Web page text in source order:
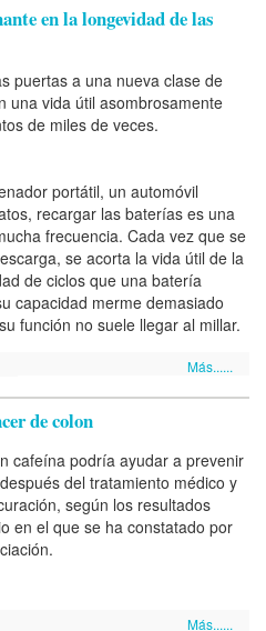
en la longevidad de las
puertas a una nueva clase de
una vida útil asombrosamente
de miles de veces.
portátil, un automóvil
recargar las baterías es una
frecuencia. Cada vez que se
se acorta la vida útil de la
de ciclos que una batería
capacidad merme demasiado
función no suele llegar al millar.
Más......
de colon
cafeína podría ayudar a prevenir
del tratamiento médico y
según los resultados
en el que se ha constatado por
Más......